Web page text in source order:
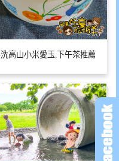
高山小米愛玉,下午茶推薦